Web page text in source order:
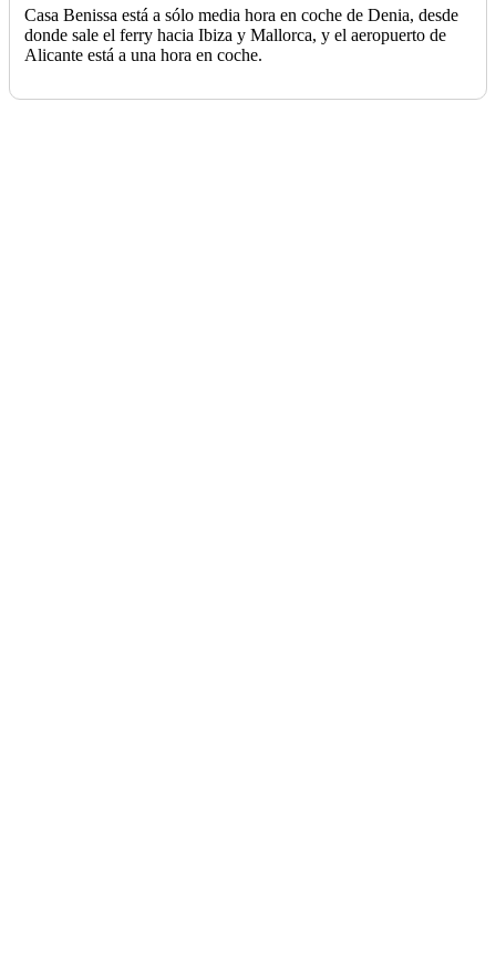
Casa Benissa está a sólo media hora en coche de Denia, desde
donde sale el ferry hacia Ibiza y Mallorca, y el aeropuerto de
Alicante está a una hora en coche.